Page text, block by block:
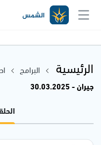
الرئيسية البرامج
جيران - 30.03.2025